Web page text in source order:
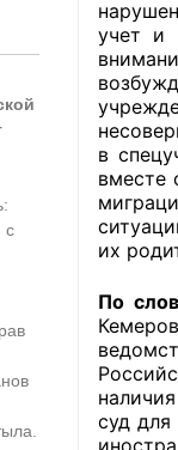
Порядок
Аппарат ОП
УСТАВ
Доходы
учет и
в
вместе
их
По
суд
с